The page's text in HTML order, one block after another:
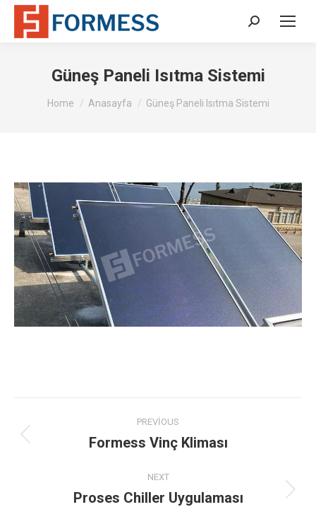
Search:
Güneş Paneli Isıtma Sistemi
You are here:
Home Anasayfa Güneş Paneli Isıtma Sistemi
navigation
PREVIOUS
Previous
Formess Vinç Kliması
NEXT
Next
Proses Chiller Uygulaması